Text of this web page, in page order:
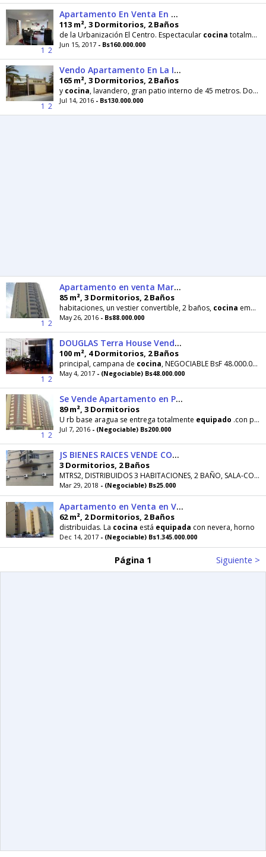
1 2
Apartamento En Venta En Maracay El Centro Código FLEX: 173248
113 m², 3 Dormitorios, 2 Baños
de la Urbanización El Centro. Espectacular cocina totalmente
Jun 15, 2017 - Bs160.000.000
1 2
Vendo Apartamento En La Isla De Margarita
165 m², 3 Dormitorios, 2 Baños
y cocina, lavandero, gran patio interno de 45 metros. Dos puestos de estacionamiento.
Jul 14, 2016 - Bs130.000.000
1 2
Apartamento en venta Maracay San Jacinto
85 m², 3 Dormitorios, 2 Baños
habitaciones, un vestier convertible, 2 baños, cocina empotrada
May 26, 2016 - Bs88.000.000
1 2
DOUGLAS Terra House Vende Apt en el Centro, Cerca Galería Plaza
100 m², 4 Dormitorios, 2 Baños
principal, campana de cocina, NEGOCIABLE BsF 48.000.000 y
May 4, 2017 - (Negociable) Bs48.000.000
1 2
Se Vende Apartamento en Parque Choroni
89 m², 3 Dormitorios
U rb base aragua se entrega totalmente equipado .con piso de porcelanato, cortinas hunters douglas
Jul 7, 2016 - (Negociable) Bs200.000
JS BIENES RAICES VENDE COMODO Y BELLO APARTAMENTO EN PLENA AV ALF
3 Dormitorios, 2 Baños
MTRS2, DISTRIBUIDOS 3 HABITACIONES, 2 BAÑO, SALA-COMEDOR,
Mar 29, 2018 - (Negociable) Bs25.000
Apartamento en Venta en Villas Geicas
62 m², 2 Dormitorios, 2 Baños
distribuidas. La cocina está equipada con nevera, horno
Dec 14, 2017 - (Negociable) Bs1.345.000.000
Página 1 Siguiente >